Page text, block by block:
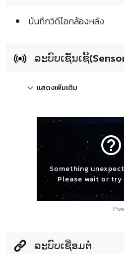
บันทึกวิดีโอกล้องหลัง
ລະບົບເຊັ່ນເຊີ້
แสดงเพิ่มเติม
help_outline
Something
Please wait or
ລະບົບເຊື່ອມຕໍ່